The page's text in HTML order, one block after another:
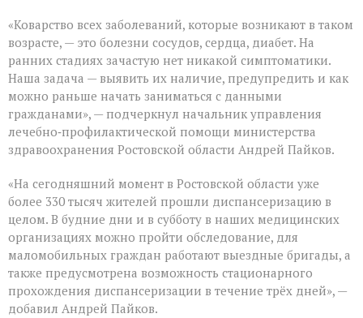
«Коварство всех заболеваний, которые возникают в таком
возрасте, — это болезни сосудов, сердца, диабет. На
ранних стадиях зачастую нет никакой симптоматики.
Наша задача — выявить их наличие, предупредить и как
можно раньше начать заниматься с данными
гражданами», — подчеркнул начальник управления
лечебно‑профилактической помощи министерства
здравоохранения Ростовской области Андрей Пайков.
«На сегодняшний момент в Ростовской области уже
более 330 тысяч жителей прошли диспансеризацию в
целом. В будние дни и в субботу в наших медицинских
организациях можно пройти обследование, для
маломобильных граждан работают выездные бригады, а
также предусмотрена возможность стационарного
прохождения диспансеризации в течение трёх дней», —
добавил Андрей Пайков.